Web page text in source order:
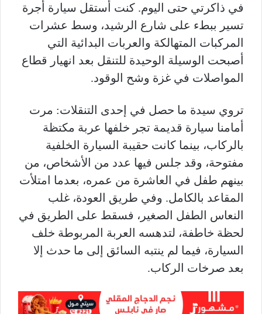
في ذاكرتي حتى اليوم. كنت أستقل سيارة أجرة
تسير ببطء على شارع الرشيد، وسط عشرات
المركبات المتهالكة والعربات البدائية التي
أصبحت الوسيلة الوحيدة للتنقل بعد انهيار قطاع
المواصلات في غزة وشح الوقود.
تروي سيدة ما حصل في إحدى التنقلات: مرت
أمامنا سيارة قديمة تجر خلفها عربة مكتظة
بالركاب، بينما كانت حقيبة السيارة الخلفية
مفتوحة، وقد جلس فيها عدد من الأشخاص، من
بينهم طفل في العاشرة من عمره، بعدما امتلأت
المقاعد بالكامل. وفي طريق العودة، غلب
النعاس الطفل الصغير، فسقط على الطريق في
لحظة خاطفة، لتدهسه العربة المربوطة خلف
السيارة، فيما لم ينتبه السائق إلى ما حدث إلا
بعد صرخات الركاب.